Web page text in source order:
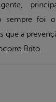
sempre foi
que a
Brito.